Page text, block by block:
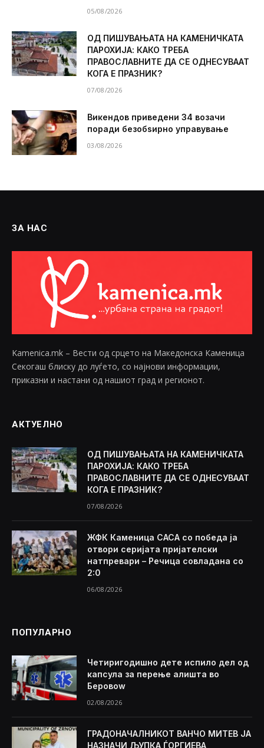
05/08/2026
ОД ПИШУВАЊАТА НА КАМЕНИЧКАТА
ПАРОХИЈА: КАКО ТРЕБА
ПРАВОСЛАВНИТЕ ДА СЕ ОДНЕСУВААТ
КОГА Е ПРАЗНИК?
07/08/2026
Викендов приведени 34 возачи
поради безобѕирно управување
03/08/2026
ЗА НАС
Kamenica.mk – Вести од срцето на Македонска Каменица
Секогаш блиску до луѓето, со најнови информации,
приказни и настани од нашиот град и регионот.
АКТУЕЛНО
ОД ПИШУВАЊАТА НА КАМЕНИЧКАТА
ПАРОХИЈА: КАКО ТРЕБА
ПРАВОСЛАВНИТЕ ДА СЕ ОДНЕСУВААТ
КОГА Е ПРАЗНИК?
07/08/2026
ЖФК Каменица САСА со победа ја
отвори серијата пријателски
натпревари – Речица совладана со
2:0
06/08/2026
ПОПУЛАРНО
Четиригодишно дете испило дел од
капсула за перење алишта во
Беровоw
02/08/2026
ГРАДОНАЧАЛНИКОТ ВАНЧО МИТЕВ ЈА
НАЗНАЧИ ЉУПКА ЃОРГИЕВА